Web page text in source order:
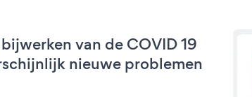
van de COVID 19
nieuwe problemen